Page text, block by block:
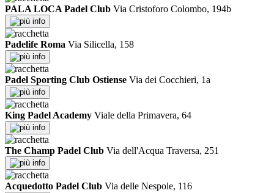
PALA LOCA Padel Club Via Cristoforo Colombo, 194b
info
Padelife Roma Via Silicella, 158
info
Padel Sporting Club Ostiense Via dei Cocchieri, 1a
info
King Padel Academy Viale della Primavera, 64
info
The Champ Padel Club Via dell'Acqua Traversa, 251
info
Acquedotto Padel Club Via delle Nespole, 116